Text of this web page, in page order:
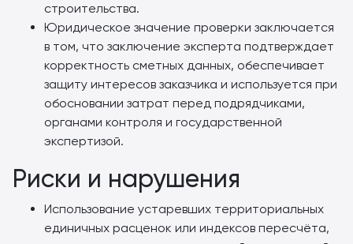
строительства.
Юридическое значение проверки заключается
в том, что заключение эксперта подтверждает
корректность сметных данных, обеспечивает
защиту интересов заказчика и используется при
обосновании затрат перед подрядчиками,
органами контроля и государственной
экспертизой.
Риски и нарушения
Использование устаревших территориальных
единичных расценок или индексов пересчёта,